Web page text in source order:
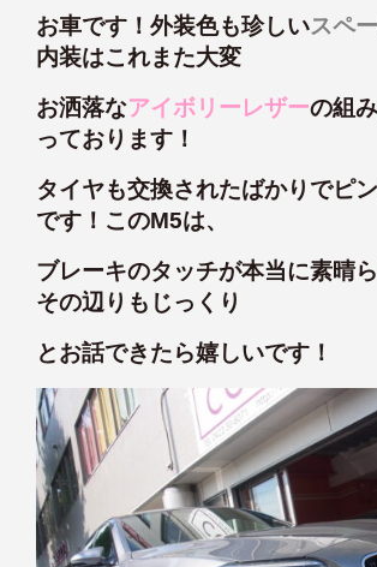
お車です！外装色も珍しいスペ
内装はこれまた大変
お洒落なアイボリーレザーの組
っております！
タイヤも交換されたばかりでピ
です！このM5は、
ブレーキのタッチが本当に素晴
その辺りもじっくり
とお話できたら嬉しいです！